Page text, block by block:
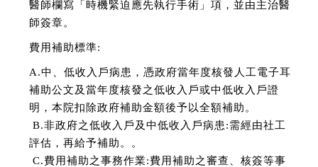
醫師欄寫「時機緊迫應先執行手術」項，並由主治醫
師簽章。
費用補助標準:
A.中、低收入戶病患，憑政府當年度核發人工電子耳
補助公文及當年度核發之低收入戶或中低收入戶證
明，本院扣除政府補助金額後予以全額補助。
B.非政府之低收入戶及中低收入戶病患:需經由社工
評估，再給予補助。。
C.費用補助之事務作業:費用補助之審查、核簽等事